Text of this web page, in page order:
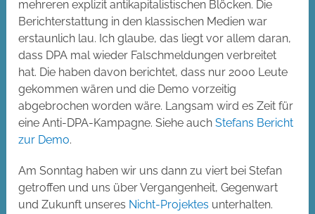
mehreren explizit antikapitalistischen Blöcken. Die
Berichterstattung in den klassischen Medien war
erstaunlich lau. Ich glaube, das liegt vor allem daran,
dass DPA mal wieder Falschmeldungen verbreitet
hat. Die haben davon berichtet, dass nur 2000 Leute
gekommen wären und die Demo vorzeitig
abgebrochen worden wäre. Langsam wird es Zeit für
eine Anti-DPA-Kampagne. Siehe auchStefans Bericht
zur Demo.
Am Sonntag haben wir uns dann zu viert bei Stefan
getroffen und uns über Vergangenheit, Gegenwart
und Zukunft unseres Nicht-Projektes unterhalten.